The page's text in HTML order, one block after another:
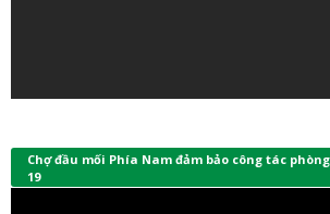
Chợ đầu mối Phía Nam đảm bảo công tác
19